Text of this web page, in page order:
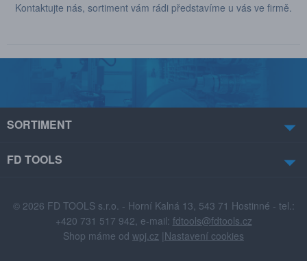
Kontaktujte nás, sortiment vám rádi představíme u vás ve firmě.
SORTIMENT
FD TOOLS
© 2026 FD TOOLS s.r.o. - Horní Kalná 13, 543 71 Hostinné - tel.:
+420 731 517 942, e-mail: fdtools@fdtools.cz
Shop máme od wpj.cz |Nastavení cookies